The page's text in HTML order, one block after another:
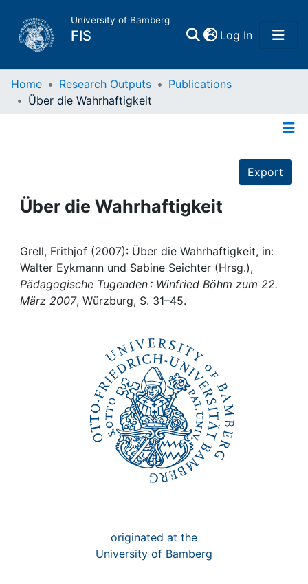
University of Bamberg
FIS Log In(current)
Home
Projects
Institutions
Awards
Home Research Outputs
Publications
Über die Wahrhaftigkeit
Export
Über die Wahrhaftigkeit
Grell, Frithjof (2007): Über die Wahrhaftigkeit, in:
Walter Eykmann und Sabine Seichter (Hrsg.),
Pädagogische Tugenden : Winfried Böhm zum 22.
März 2007, Würzburg, S. 31–45.
originated at the
University of Bamberg